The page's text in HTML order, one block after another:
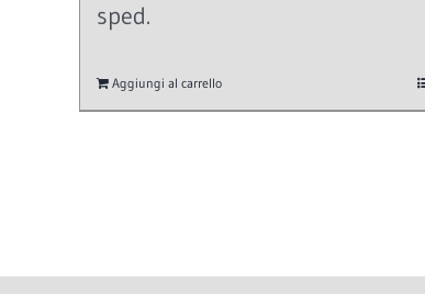
sped.
Aggiungi al carrello